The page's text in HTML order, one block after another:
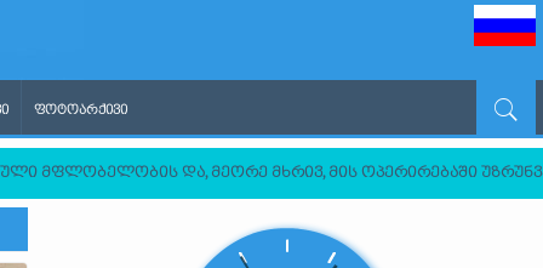
ᲤᲝᲢᲝᲐᲠᲥᲘᲕᲘ
მფლობელობის და, მეორე მხრივ, მის ოპერირებაში